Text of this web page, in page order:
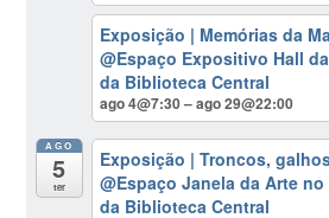
Exposição | Memórias da
@Espaço Expositivo Hall
da Biblioteca Central
ago 4@7:30 – ago 29@22:00
AGO
5
ter
Exposição | Troncos,
@Espaço Janela da Arte
da Biblioteca Central